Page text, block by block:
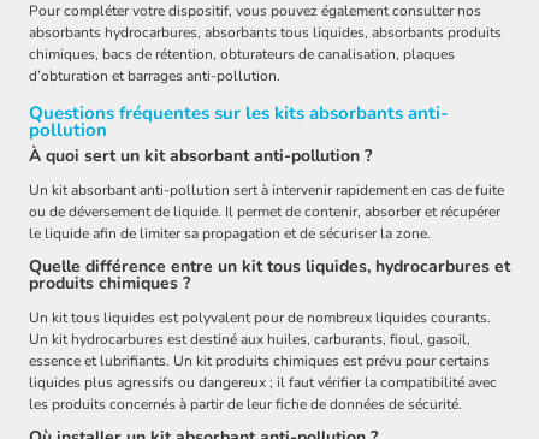
Pour compléter votre dispositif, vous pouvez également consulter nos
absorbants hydrocarbures, absorbants tous liquides, absorbants produits
chimiques, bacs de rétention, obturateurs de canalisation, plaques
d’obturation et barrages anti-pollution.
Questions fréquentes sur les kits absorbants anti-
pollution
À quoi sert un kit absorbant anti-pollution ?
Un kit absorbant anti-pollution sert à intervenir rapidement en cas de fuite
ou de déversement de liquide. Il permet de contenir, absorber et récupérer
le liquide afin de limiter sa propagation et de sécuriser la zone.
Quelle différence entre un kit tous liquides, hydrocarbures et
produits chimiques ?
Un kit tous liquides est polyvalent pour de nombreux liquides courants.
Un kit hydrocarbures est destiné aux huiles, carburants, fioul, gasoil,
essence et lubrifiants. Un kit produits chimiques est prévu pour certains
liquides plus agressifs ou dangereux ; il faut vérifier la compatibilité avec
les produits concernés à partir de leur fiche de données de sécurité.